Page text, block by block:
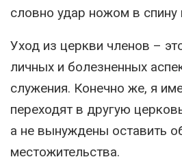
словно удар ножом в спину
Уход из церкви членов –
личных и болезненных
служения. Конечно же, я
переходят в другую
а не вынуждены оставить
местожительства.